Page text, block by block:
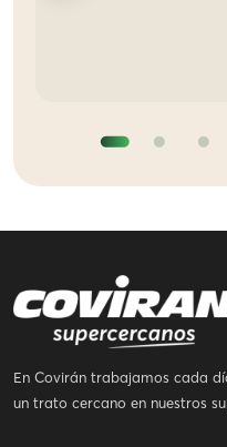
En Covirán trabajamos cada
un trato cercano en nuestros